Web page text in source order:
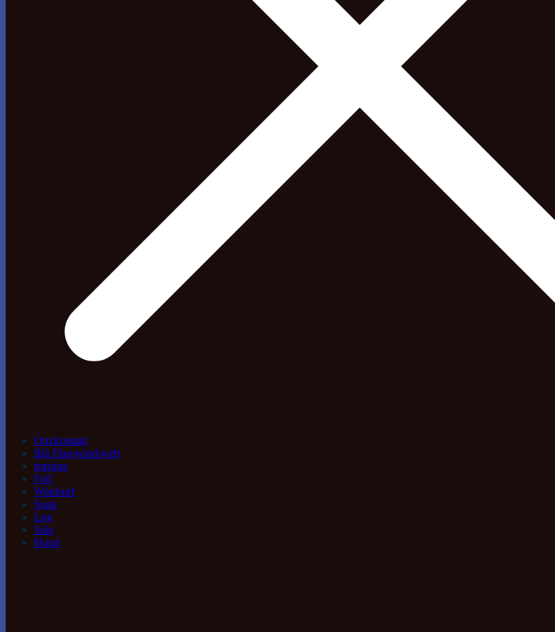
Om/kontakt
Blå Flag/wind/web
træning
Foil
Windsurf
Snak
Log
Salg
Hund